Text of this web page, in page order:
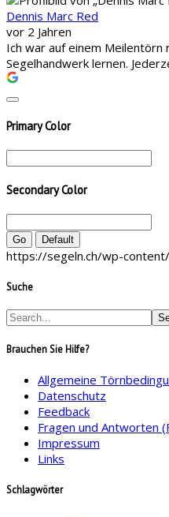
Dennis Marc Red
vor 2 Jahren
Ich war auf einem Meilentörn
Segelhandwerk lernen.
Primary Color
Secondary Color
Go Default
https://segeln.ch/wp-
Suche
Brauchen Sie Hilfe?
Allgemeine
Datenschutz
Feedback
Fragen und Antworten
Impressum
Links
Schlagwörter